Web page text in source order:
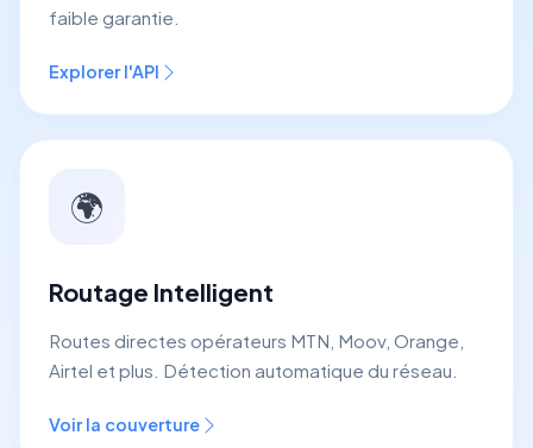
faible garantie.
Explorer l'API
🌍
Routage Intelligent
Routes directes opérateurs MTN, Moov, Orange,
Airtel et plus. Détection automatique du réseau.
Voir la couverture